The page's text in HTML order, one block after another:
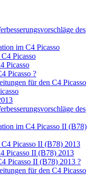
des
im C4 Picasso
Picasso
Picasso
Picasso ?
für den C4 Picasso
des
im C4 Picasso II (B78)
Picasso II (B78) 2013
Picasso II (B78) 2013
Picasso II (B78) 2013 ?
für den C4 Picasso